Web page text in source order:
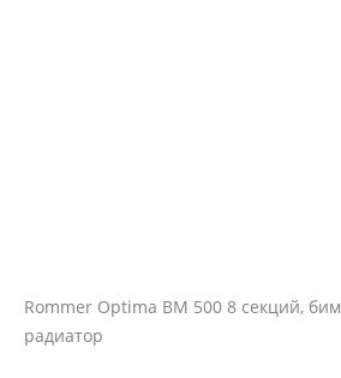
Rommer Optima BM 500 8 секций,
радиатор